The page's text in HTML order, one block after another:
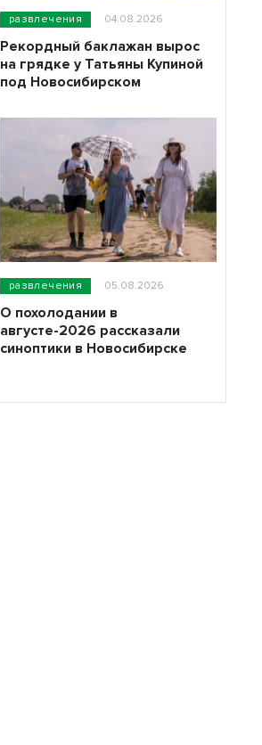
развлечения 04.08.2026
Рекордный баклажан вырос
на грядке у Татьяны Купиной
под Новосибирском
развлечения 05.08.2026
О похолодании в
августе-2026 рассказали
синоптики в Новосибирске